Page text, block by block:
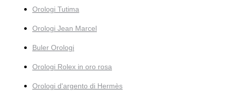
Orologi Tutima
Orologi Jean Marcel
Buler Orologi
Orologi Rolex in oro rosa
Orologi d'argento di Hermès